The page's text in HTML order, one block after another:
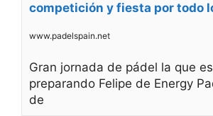
competición y fiesta por todo
www.padelspain.net
Gran jornada de pádel la que
preparando Felipe de Energy
de